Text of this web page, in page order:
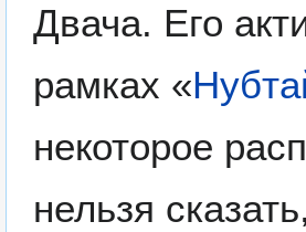
Двача. Его
рамках «
некоторое
нельзя